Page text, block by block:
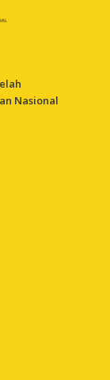
Nasional